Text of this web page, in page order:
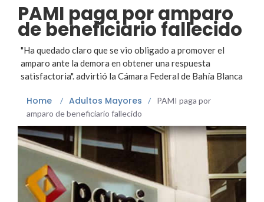
PAMI paga por amparo
de beneficiario fallecido
"Ha quedado claro que se vio obligado a promover el
amparo ante la demora en obtener una respuesta
satisfactoria". advirtió la Cámara Federal de Bahía Blanca
Home / Adultos Mayores /
PAMI paga por
amparo de beneficiario fallecido